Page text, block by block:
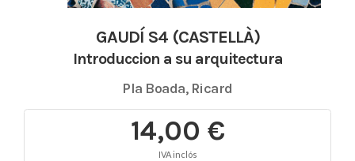
GAUDÍ S4 (CASTELLÀ)
Introduccion a su arquitectura
Pla Boada, Ricard
14,00 €
IVA inclós